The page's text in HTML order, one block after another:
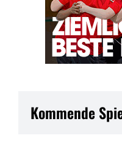
Kommende